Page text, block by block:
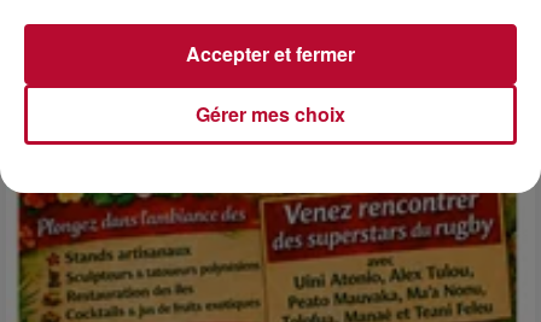
Gérer mes choix
Accepter et fermer